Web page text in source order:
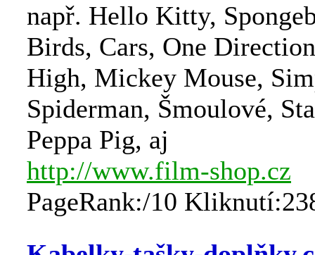
např. Hello Kitty,
Birds, Cars, One
High, Mickey Mouse,
Spiderman, Šmoulové,
Peppa Pig, aj
http://www.film-shop.cz
PageRank:/10